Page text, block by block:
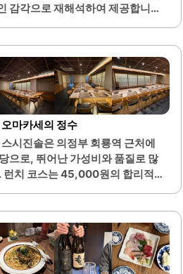
감각으로 재해석하여 제공합니
는 타코야끼는 겉은 바삭하고 속
, 다양한 소스와 함께 제공되어 선
코는 고객의 편의를 고려하여 포
내에서 즉석에서 조리된 타코야끼
습니다. 또한, 매장에서는 다양한
어 개인의 취향에 맞는 맛을 찾기
객의 만족도를 높이기 위해 친절
내 분위기도 아늑하여 편안하게
곳은..
마카세의 정수
시진솔은 의정부 회룡역 근처에
으로, 뛰어난 가성비와 품질로 많
런치 코스는 45,000원의 합리적
식사를 제공합니다.특히, 초밥은
여 점차 강한 맛의 요리로 이어지
자연스럽고 즐거운 경험을 선사
식은 정갈하게 차려져 있어 시각적